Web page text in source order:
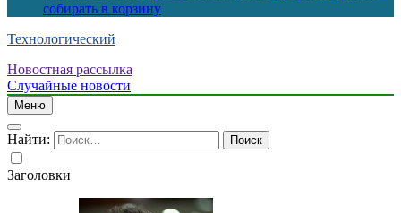
собирать в корзину
Технологический
Новостная рассылка
Случайные новости
Меню
Найти:
Заголовки